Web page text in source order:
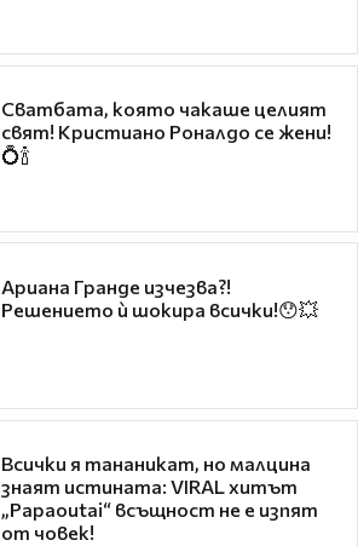
Сватбата, която чакаше целият
свят! Кристиано Роналдо се жени!
💍🍾
Ариана Гранде изчезва?!
Решението ѝ шокира всички!😯💥
Всички я тананикат, но малцина
знаят истината: VIRAL хитът
„Papaoutai“ всъщност не е изпят
от човек!